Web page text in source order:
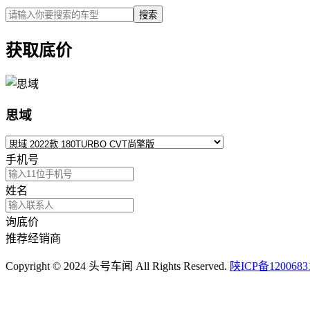
搜索
获取底价
思域
手机号
姓名
询底价
推荐经销商
Copyright © 2024 头号车闻 All Rights Reserved. 陕ICP备